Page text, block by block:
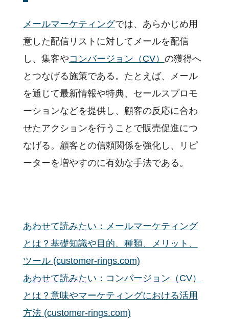
メールマーケティングでは、あらかじめ用
意した配信リストに対してメールを配信
し、集客やコンバージョン（CV） の獲得へ
とつなげる施策である。たとえば、メール
を通じて最新情報や特典、セールスプロモ
ーションなどを提供し、顧客の反応に合わ
せたアクションを行うことで販売促進につ
なげる。顧客との信頼関係を強化し、リピ
ーターを増やすのに有効な手法である。
あわせて読みたい：メールマーケティング
とは？基礎知識や目的、種類、メリット、
ツール (customer-rings.com)
あわせて読みたい：コンバージョン（CV）
とは？意味やマーケティングにおける活用
方法 (customer-rings.com)